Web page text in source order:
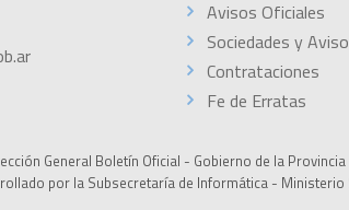
Avisos Oficiales
Sociedades y
Contrataciones
Fe de Erratas
General Boletín Oficial - Gobierno de la
por la Subsecretaría de Informática - Ministerio